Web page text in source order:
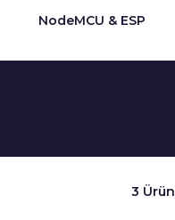
NodeMCU & ESP
3 Ürün